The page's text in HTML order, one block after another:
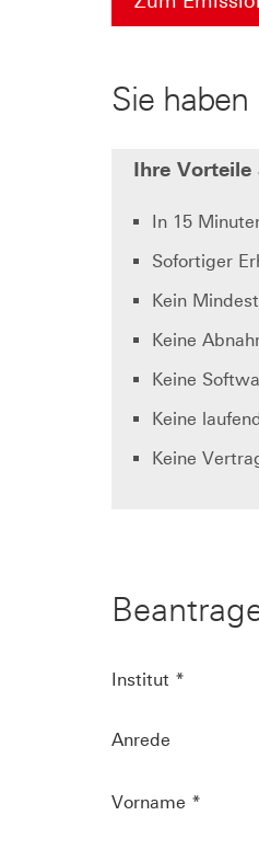
Sie
Ihre
In 15
Sofortiger
Kein
Keine
Keine
Keine
Keine
Institut *
Anrede
Vorname *